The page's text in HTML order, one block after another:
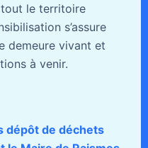
le territoire
s’assure
demeure vivant et
à venir.
dépôt de déchets